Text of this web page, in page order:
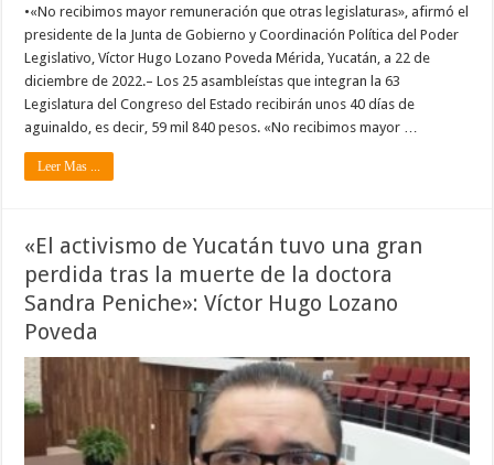
•«No recibimos mayor remuneración que otras legislaturas», afirmó el
presidente de la Junta de Gobierno y Coordinación Política del Poder
Legislativo, Víctor Hugo Lozano Poveda Mérida, Yucatán, a 22 de
diciembre de 2022.– Los 25 asambleístas que integran la 63
Legislatura del Congreso del Estado recibirán unos 40 días de
aguinaldo, es decir, 59 mil 840 pesos. «No recibimos mayor …
Leer Mas ...
«El activismo de Yucatán tuvo una gran
perdida tras la muerte de la doctora
Sandra Peniche»: Víctor Hugo Lozano
Poveda